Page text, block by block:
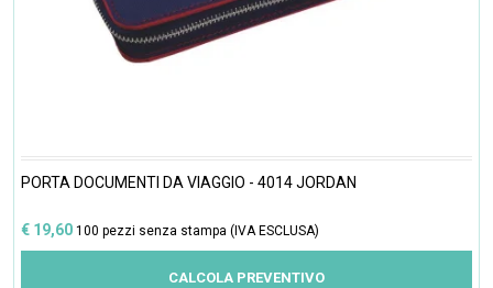
PORTA DOCUMENTI DA VIAGGIO - 4014 JORDAN
€ 19,60 100 pezzi senza stampa (IVA ESCLUSA)
CALCOLA PREVENTIVO